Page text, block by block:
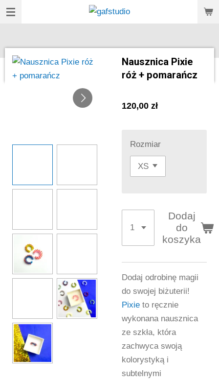
Przejdź
Nausznica Pixie
róż + pomarańcz
120,00 zł
Rozmiar
Dodaj
do
koszyka
Dodaj odrobinę magii
do swojej biżuterii!
Pixie to ręcznie
wykonana nausznica
ze szkła, która
zachwyca swoją
kolorystyką i
subtelnymi